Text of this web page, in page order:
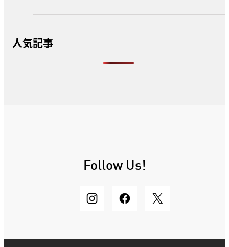
人気記事
Follow Us!